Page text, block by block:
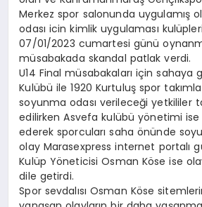
Merkez spor salonunda uygulamış
odası icin kimlik uygulaması
07/01/2023 cumartesi günü
müsabakada skandal patlak verdi.
U14 Final müsabakaları için sahaya
Kulübü ile 1920 Kurtuluş spor
soyunma odası verileceği yetkililer
edilirken Asvefa kulübü yönetimi
ederek sporcuları saha önünde
olay Marasexpress internet portalı
Kulüp Yöneticisi Osman Köse ise
dile getirdi.
Spor sevdalısı Osman Köse